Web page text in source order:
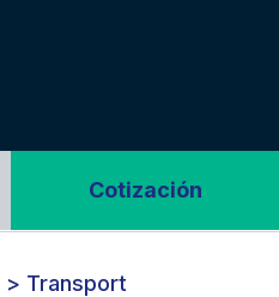
Cotización
> Transport